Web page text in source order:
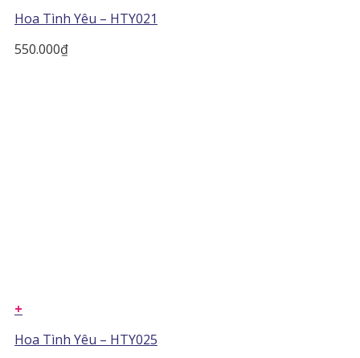
Hoa Tình Yêu – HTY021
550.000₫
+
Hoa Tình Yêu – HTY025